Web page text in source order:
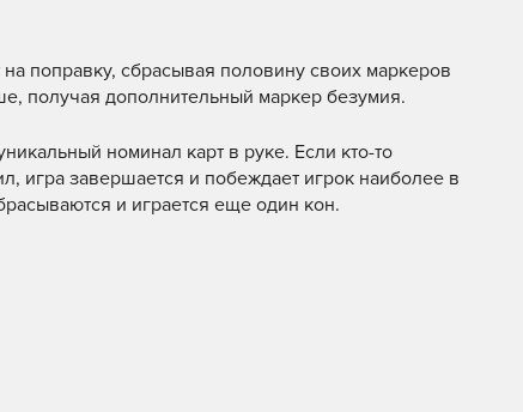
поправку, сбрасывая половину своих маркеров
получая дополнительный маркер безумия.
номинал карт в руке. Если кто-то
игра завершается и побеждает игрок наиболее в
и играется еще один кон.